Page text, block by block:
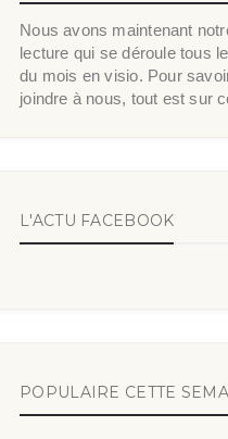
Nous avons maintenant
lecture qui se déroule tous
du mois en visio. Pour
joindre à nous, tout est sur
L'ACTU FACEBOOK
POPULAIRE CETTE